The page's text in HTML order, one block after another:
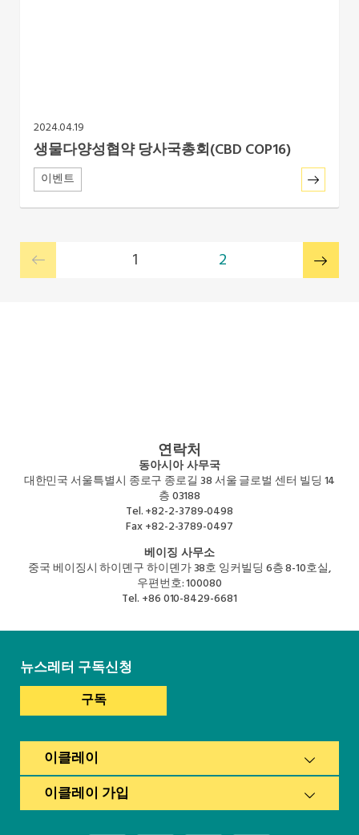
2024.04.19
생물다양성협약 당사국총회(CBD COP16)
이벤트
1 2
연락처
동아시아 사무국
대한민국 서울특별시 종로구 종로길 38 서울 글로벌 센터 빌딩 14
층 03188
Tel.+82-2-3789-0498
Fax+82-2-3789-0497
베이징 사무소
중국 베이징시 하이뎬구 하이뎬가 38호 잉커빌딩 6층 8-10호실,
우편번호: 100080
Tel. +86 010-8429-6681
뉴스레터 구독신청
구독
이클레이
이클레이 가입